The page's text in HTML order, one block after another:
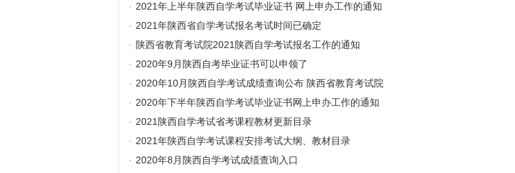
· 2021年上半年陕西自学考试毕业证书 网上申办工作的通知
· 2021年陕西省自学考试报名考试时间已确定
· 陕西省教育考试院2021陕西自学考试报名工作的通知
· 2020年9月陕西自考毕业证书可以申领了
· 2020年10月陕西自学考试成绩查询公布 陕西省教育考试院
· 2020年下半年陕西自学考试毕业证书网上申办工作的通知
· 2021陕西自学考试省考课程教材更新目录
· 2021年陕西自学考试课程安排考试大纲、教材目录
· 2020年8月陕西自学考试成绩查询入口